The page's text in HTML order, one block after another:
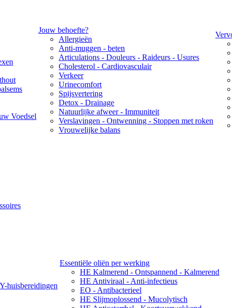
Voedsel
Jouw behoefte?
Allergieën
Anti-muggen - beten
Articulations - Douleurs - Raideurs - Usures
Cholesterol - Cardiovasculair
Verkeer
Urinecomfort
Spijsvertering
Detox - Drainage
Natuurlijke afweer - Immuniteit
Verslavingen - Ontwenning - Stoppen met roken
Vrouwelijke balans
huisbereidingen
Essentiële oliën per werking
HE Kalmerend - Ontspannend - Kalmerend
HE Antiviraal - Anti-infectieus
EO - Antibacterieel
HE Slijmoplossend - Mucolytisch